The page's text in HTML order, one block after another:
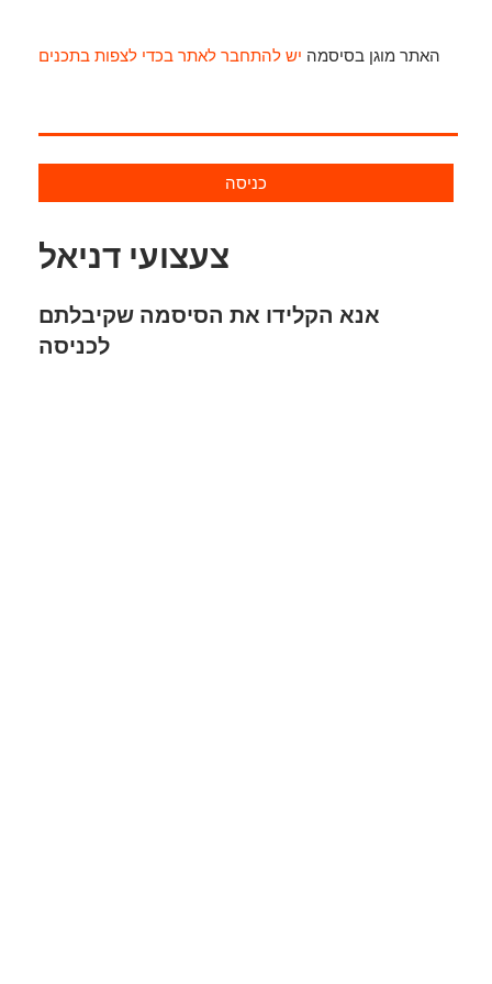
האתר מוגן בסיסמה יש להתחבר לאתר בכדי לצפות בתכנים
כניסה
צעצועי דניאל
אנא הקלידו את הסיסמה שקיבלתם
לכניסה